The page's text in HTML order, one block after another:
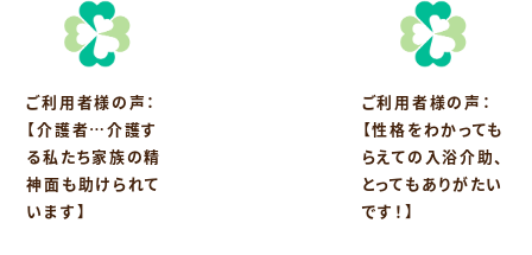
ご利用者様の声：
【介護者…介護す
る私たち家族の精
神面も助けられて
います】
ご利用者様の声：
【性格をわかっても
らえての入浴介助、
とってもありがたい
です！】